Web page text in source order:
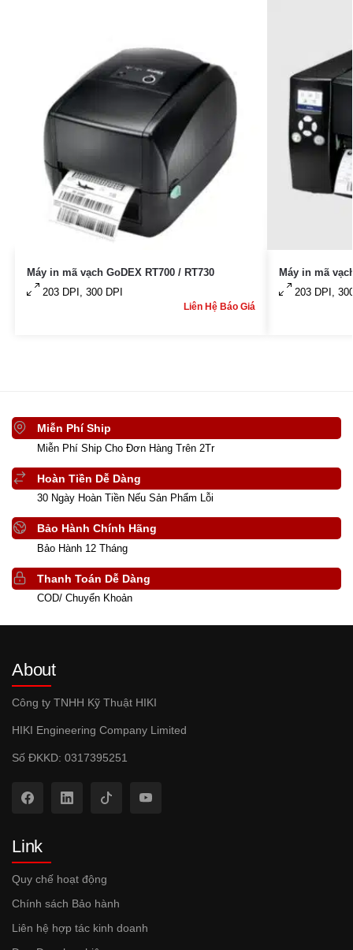
Máy in mã vạch GoDEX RT700 / RT730
203 DPI, 300 DPI
Liên Hệ Báo Giá
Máy in mã
203 DPI,
Miễn Phí Ship
Miễn Phí Ship Cho Đơn Hàng Trên 2Tr
Hoàn Tiền Dễ Dàng
30 Ngày Hoàn Tiền Nếu Sản Phẩm Lỗi
Bảo Hành Chính Hãng
Bảo Hành 12 Tháng
Thanh Toán Dễ Dàng
COD/ Chuyển Khoản
About
Công ty TNHH Kỹ Thuật HIKI
HIKI Engineering Company Limited
Số ĐKKD: 0317395251
Link
Quy chế hoạt động
Chính sách Bảo hành
Liên hệ hợp tác kinh doanh